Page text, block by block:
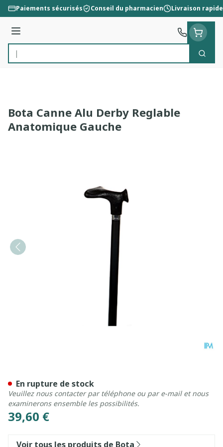
Aller au contenu
Paiements sécurisés Conseil du pharmacien Livraison rapide
Menu
Rechercher
Bota Canne Alu Derby Reglable
Anatomique Gauche
39,60 €
En rupture de stock
Veuillez nous contacter par téléphone ou par e-mail et nous
examinerons ensemble les possibilités.
Voir tous les produits de Bota